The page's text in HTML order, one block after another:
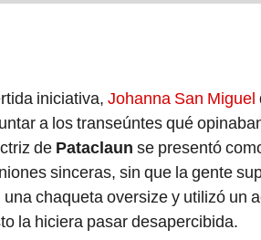
iniciativa, Johanna San Miguel
a los transeúntes qué
de Pataclaun se presentó
sinceras, sin que la gente
chaqueta oversize y utilizó un
la hiciera pasar desapercibida.